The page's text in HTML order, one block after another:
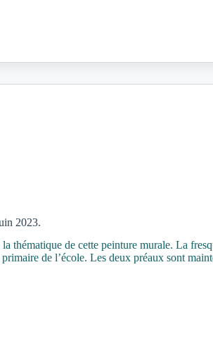
2023.
thématique de cette peinture murale. La
de l’école. Les deux préaux sont